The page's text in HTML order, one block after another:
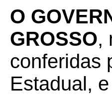
O
GROSSO,
conferidas
Estadual, e